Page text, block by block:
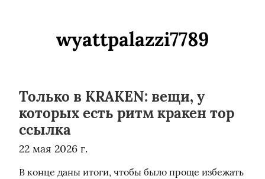
wyattpalazzi7789
Только в KRAKEN: вещи, у
которых есть ритм кракен тор
ссылка
22 мая 2026 г.
В конце даны итоги, чтобы было проще избежать